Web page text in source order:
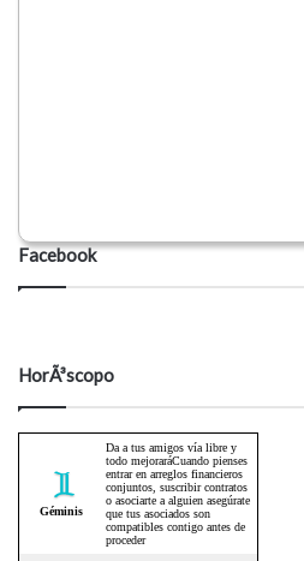
Facebook
HorÃ³scopo